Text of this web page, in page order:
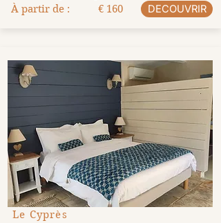
À partir de :
€ 160 DECOUVRIR
Le Cyprès